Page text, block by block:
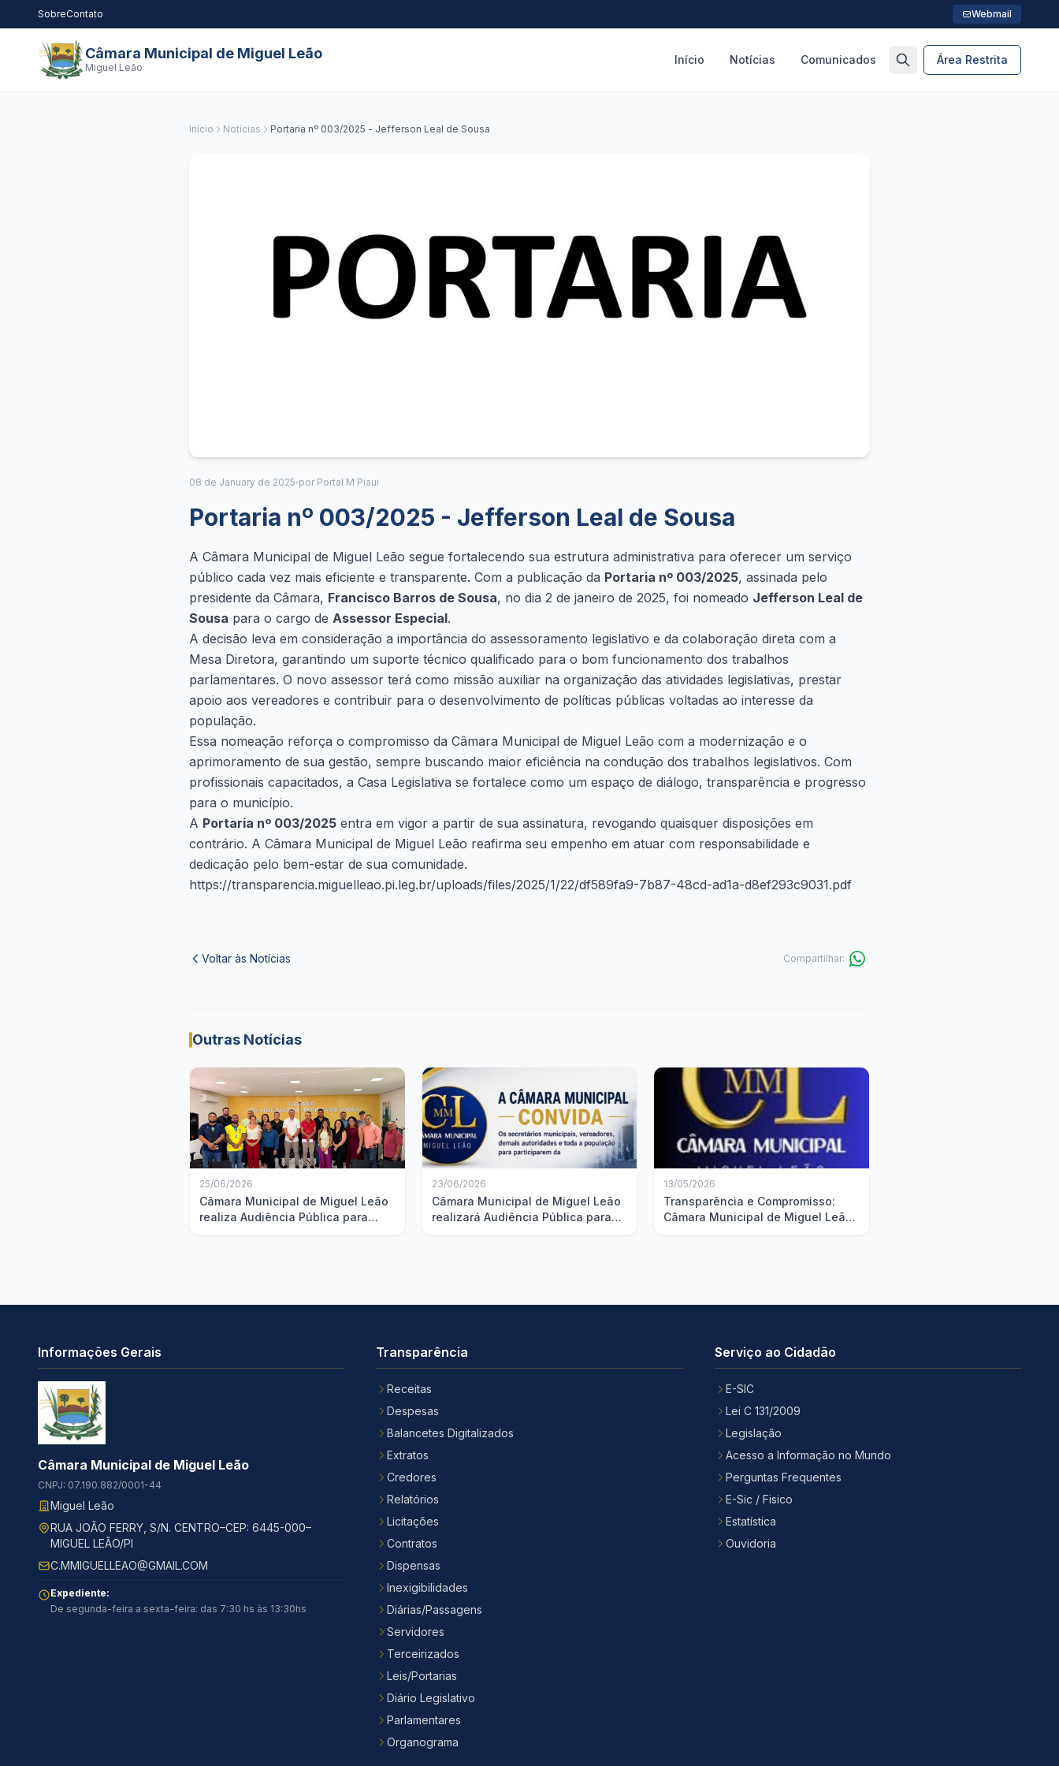
SobreContato Webmail
Câmara Municipal de Miguel Leão
Miguel Leão
Início Notícias Comunicados Área Restrita
Início Notícias Portaria nº 003/2025 - Jefferson Leal de Sousa
08 de January de 2025 por Portal M Piaui
Portaria nº 003/2025 - Jefferson Leal de Sousa
A Câmara Municipal de Miguel Leão segue fortalecendo sua estrutura administrativa para oferecer um serviço
público cada vez mais eficiente e transparente. Com a publicação da Portaria nº 003/2025, assinada pelo
presidente da Câmara, Francisco Barros de Sousa, no dia 2 de janeiro de 2025, foi nomeado Jefferson Leal de
Sousa para o cargo de Assessor Especial.
A decisão leva em consideração a importância do assessoramento legislativo e da colaboração direta com a
Mesa Diretora, garantindo um suporte técnico qualificado para o bom funcionamento dos trabalhos
parlamentares. O novo assessor terá como missão auxiliar na organização das atividades legislativas, prestar
apoio aos vereadores e contribuir para o desenvolvimento de políticas públicas voltadas ao interesse da
população.
Essa nomeação reforça o compromisso da Câmara Municipal de Miguel Leão com a modernização e o
aprimoramento de sua gestão, sempre buscando maior eficiência na condução dos trabalhos legislativos. Com
profissionais capacitados, a Casa Legislativa se fortalece como um espaço de diálogo, transparência e progresso
para o município.
A Portaria nº 003/2025 entra em vigor a partir de sua assinatura, revogando quaisquer disposições em
contrário. A Câmara Municipal de Miguel Leão reafirma seu empenho em atuar com responsabilidade e
dedicação pelo bem-estar de sua comunidade.
https://transparencia.miguelleao.pi.leg.br/uploads/files/2025/1/22/df589fa9-7b87-48cd-ad1a-d8ef293c9031.pdf
Voltar às Notícias Compartilhar:
Outras Notícias
25/06/2026
Câmara Municipal de Miguel Leão
realiza Audiência Pública para
23/06/2026
Câmara Municipal de Miguel Leão
realizará Audiência Pública para
13/05/2026
Transparência e Compromisso:
Câmara Municipal de Miguel Leão
Informações Gerais
Câmara Municipal de Miguel Leão
CNPJ: 07.190.882/0001-44
Miguel Leão
RUA JOÃO FERRY, S/N. CENTRO–CEP: 6445-000–
MIGUEL LEÃO/PI
C.MMIGUELLEAO@GMAIL.COM
Expediente:
De segunda-feira a sexta-feira: das 7:30 hs às 13:30hs
Transparência
Receitas
Despesas
Balancetes Digitalizados
Extratos
Credores
Relatórios
Licitações
Contratos
Dispensas
Inexigibilidades
Diárias/Passagens
Servidores
Terceirizados
Leis/Portarias
Diário Legislativo
Parlamentares
Organograma
Serviço ao Cidadão
E-SIC
Lei C 131/2009
Legislação
Acesso a Informação no Mundo
Perguntas Frequentes
E-Sic / Fisico
Estatística
Ouvidoria